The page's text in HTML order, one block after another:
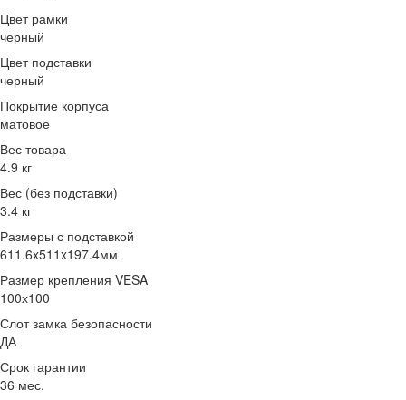
Цвет рамки
черный
Цвет подставки
черный
Покрытие корпуса
матовое
Вес товара
4.9 кг
Вес (без подставки)
3.4 кг
Размеры с подставкой
611.6x511x197.4мм
Размер крепления VESA
100х100
Слот замка безопасности
ДА
Срок гарантии
36 мес.